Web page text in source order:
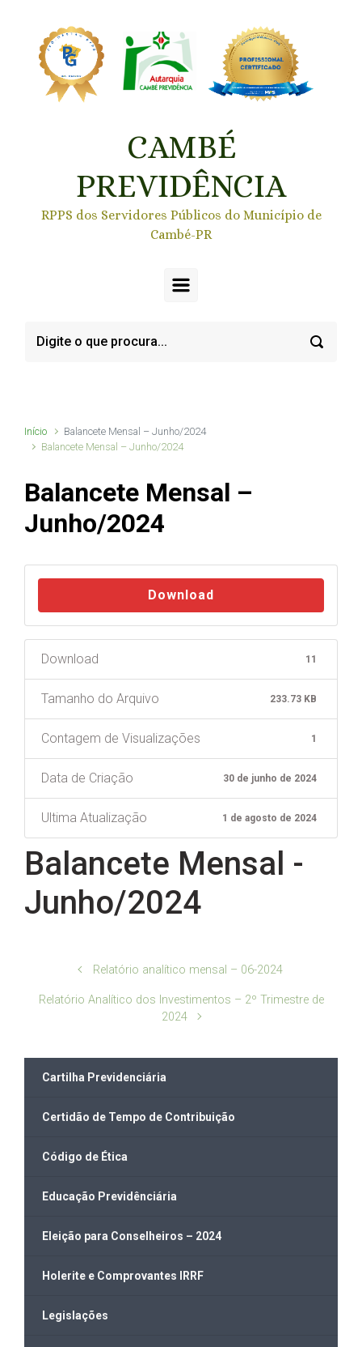
CAMBÉ
PREVIDÊNCIA
RPPS dos Servidores Públicos do Município de
Cambé-PR
Início
Balancete Mensal – Junho/2024
Balancete Mensal – Junho/2024
Balancete Mensal –
Junho/2024
Download
Download 11
Tamanho do Arquivo 233.73 KB
Contagem de Visualizações 1
Data de Criação 30 de junho de 2024
Ultima Atualização 1 de agosto de 2024
Balancete Mensal -
Junho/2024
Relatório analítico mensal – 06-2024
Relatório Analítico dos Investimentos – 2º Trimestre de
2024
Cartilha Previdenciária
Certidão de Tempo de Contribuição
Código de Ética
Educação Previdênciária
Eleição para Conselheiros – 2024
Holerite e Comprovantes IRRF
Legislações